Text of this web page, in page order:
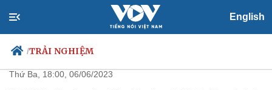
English
/TRẢI NGHIỆM
Danh sách những iPhone sẽ được
lên đời iOS 17
Thứ Ba, 18:00, 06/06/2023